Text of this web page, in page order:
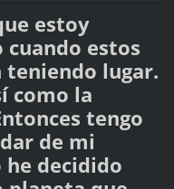
estoy
cuando estos
lugar.
como la
tengo
de mi
he decidido